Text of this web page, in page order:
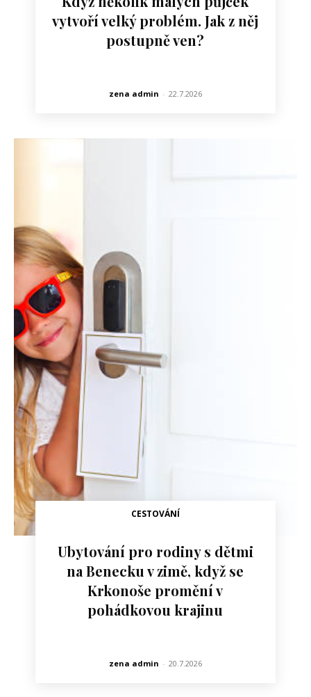
vytvoří velký problém. Jak z něj
postupně ven?
zena admin - 22.7.2026
CESTOVÁNÍ
Ubytování pro rodiny s dětmi
na Benecku v zimě, když se
Krkonoše promění v
pohádkovou krajinu
zena admin - 20.7.2026